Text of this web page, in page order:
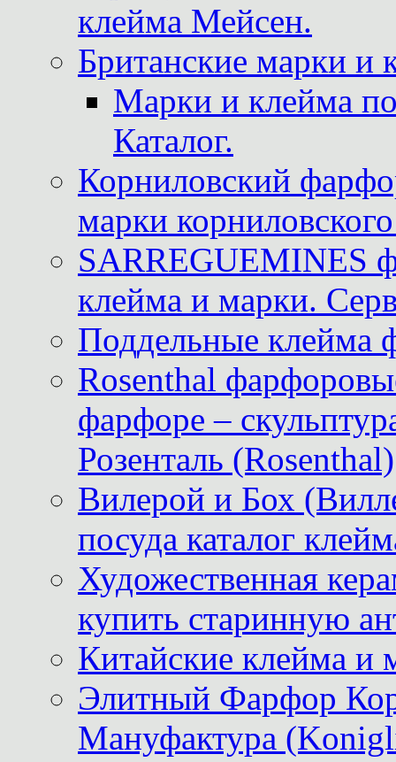
клейма Мейсен.
Британские марки и
Марки и клейма
Каталог.
Корниловский
марки
SARREGUEMINES
клейма и марки.
Поддельные клейма
Rosenthal
фарфоре –
Розенталь (Rosenthal)
Вилерой и Бох
посуда каталог
Художественная
купить старинную
Китайские клейма и
Элитный Фарфор
Мануфактура